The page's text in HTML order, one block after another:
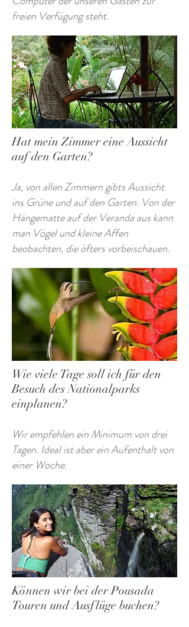
freien Verfügung steht.
Hat mein Zimmer eine Aussicht
auf den Garten?
Ja, von allen Zimmern gibts Aussicht
ins Grüne und auf den Garten. Von der
Hängematte auf der Veranda aus kann
man Vögel und kleine Affen
beobachten, die öfters vorbeischauen.
Wie viele Tage soll ich für den
Besuch des Nationalparks
einplanen?
Wir empfehlen ein Minimum von drei
Tagen. Ideal ist aber ein Aufenthalt von
einer Woche.
Können wir bei der Pousada
Touren und Ausflüge buchen?